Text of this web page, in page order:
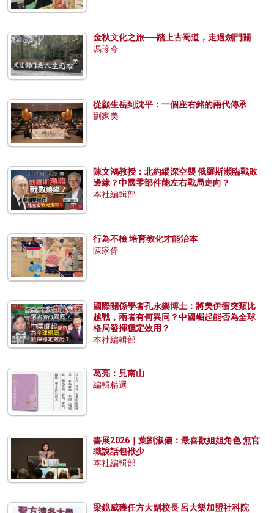
金秋文化之旅──踏上古蜀道，走過劍門關
馮珍今
從顧生岳到沈平：一個座右銘的兩代傳承
劉家美
陳文鴻教授：北約縱深空襲 俄羅斯瀕臨戰敗
邊緣？中國零部件能左右戰局走向？
本社編輯部
行為不檢 培育教化才能治本
陳家偉
國際關係學者孔永樂博士：將美伊衝突類比
越戰，兩者有何異同？中國崛起能否為全球
格局發揮穩定效用？
本社編輯部
葛亮：見南山
編輯精選
書展2026｜葉劉淑儀：最喜歡姐姐角色 無官
職說話包袱少
本社編輯部
梁鏡威獲任方大副校長 呂大樂加盟社科院